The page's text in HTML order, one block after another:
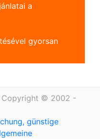
a
gyorsan
Copyright © 2002 -
günstige